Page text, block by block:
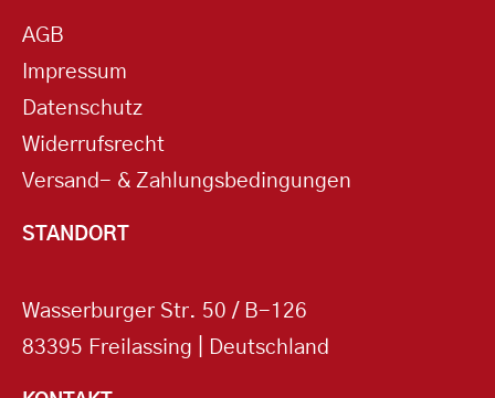
AGB
Impressum
Datenschutz
Widerrufsrecht
Versand- & Zahlungsbedingungen
STANDORT
Wasserburger Str. 50 / B-126
83395 Freilassing | Deutschland